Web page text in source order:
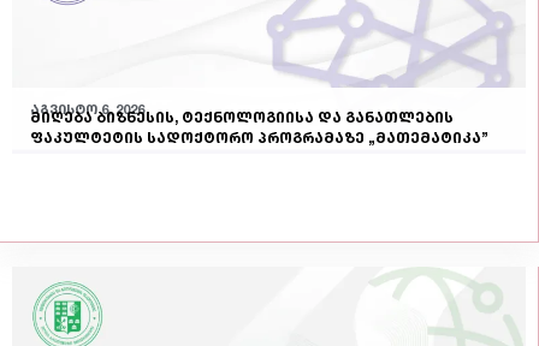
აგვისტო 6, 2026
მიღება ბიზნესის, ტექნოლოგიისა და განათლების
ფაკულტეტის სადოქტორო პროგრამაზე „მათემატიკა”